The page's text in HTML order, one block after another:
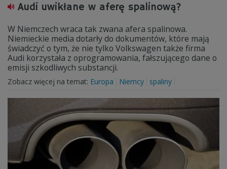
Audi uwikłane w aferę spalinową?
W Niemczech wraca tak zwana afera spalinowa.
Niemieckie media dotarły do dokumentów, które mają
świadczyć o tym, że nie tylko Volkswagen także firma
Audi korzystała z oprogramowania, fałszującego dane o
emisji szkodliwych substancji.
Zobacz więcej na temat: Europa Niemcy spaliny